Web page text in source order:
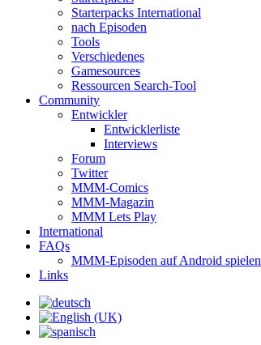
Starterpacks International
nach Episoden
Tools
Verschiedenes
Gamesources
Ressourcen Search-Tool
Community
Entwickler
Entwicklerliste
Interviews
Forum
Twitter
MMM-Comics
MMM-Magazin
MMM Lets Play
International
FAQs
MMM-Episoden auf Android spielen
Links